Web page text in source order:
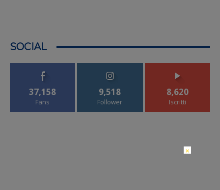
SOCIAL
37,158
Fans
9,518
Follower
8,620
Iscritti
×